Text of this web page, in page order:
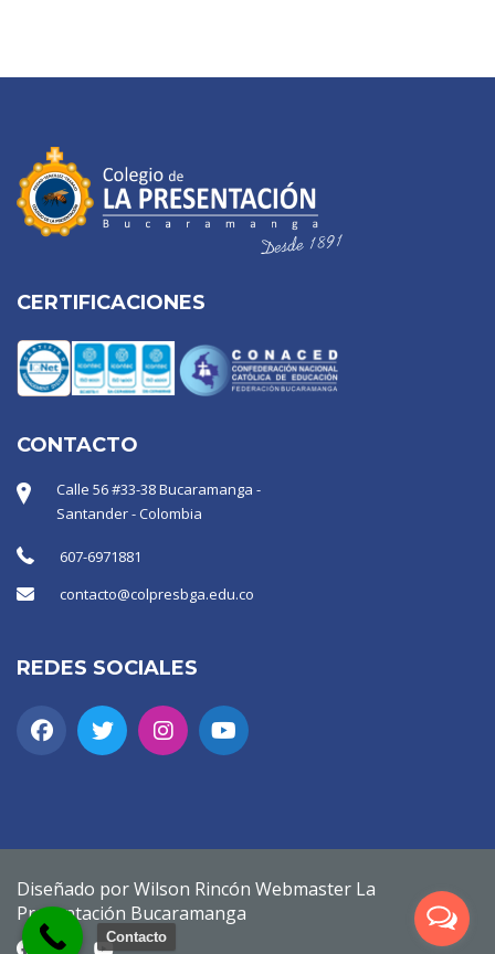
CERTIFICACIONES
CONTACTO
Calle 56 #33-38 Bucaramanga -
Santander - Colombia
607-6971881
contacto@colpresbga.edu.co
REDES SOCIALES
Diseñado por Wilson Rincón Webmaster La
Presentación Bucaramanga
Contacto